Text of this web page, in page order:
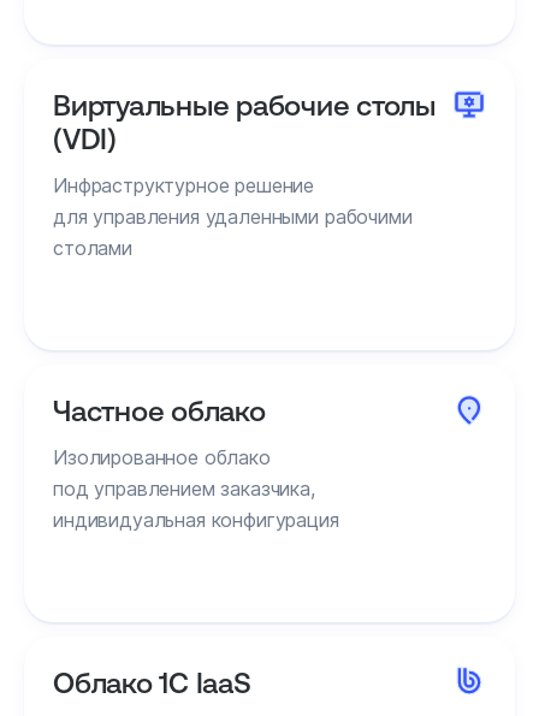
Виртуальные рабочие столы
(VDI)
Инфраструктурное решение
для управления удаленными рабочими
столами
Частное облако
Изолированное облако
под управлением заказчика,
индивидуальная конфигурация
Облако 1C IaaS